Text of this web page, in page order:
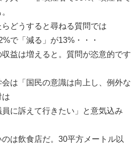
どうすると尋ねる質問では
で「減る」が13%・・・
益は増えると。質問が恣意的です
は「国民の意識は向上し、例外な
は
に訴えて行きたい」と意気込み
のは飲食店だ。30平方メートル以